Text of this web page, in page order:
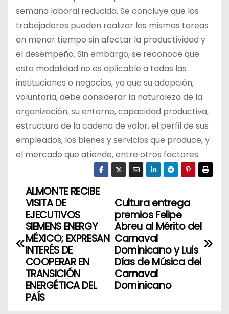
semana laboral reducida. Se concluye que los
trabajadores pueden realizar las mismas tareas
en menor tiempo sin afectar la productividad y
el desempeño. Sin embargo, se reconoce que
esta modalidad no es aplicable a todas las
instituciones o negocios, ya que su adopción,
voluntaria, debe considerar la naturaleza de la
organización, su entorno, capacidad productiva,
estructura de la cadena de valor, el perfil de sus
empleados, los bienes y servicios que produce, y
el mercado que atiende, entre otros factores.
N
v
Cultura entrega
premios Felipe
Abreu al Mérito del
Carnaval
Dominicano y Luis
Días de Música del
Carnaval
Dominicano
ALMONTE RECIBE
VISITA DE
EJECUTIVOS
SIEMENS ENERGY
MÉXICO; EXPRESAN
INTERÉS DE
COOPERAR EN
TRANSICIÓN
ENERGÉTICA DEL
PAÍS